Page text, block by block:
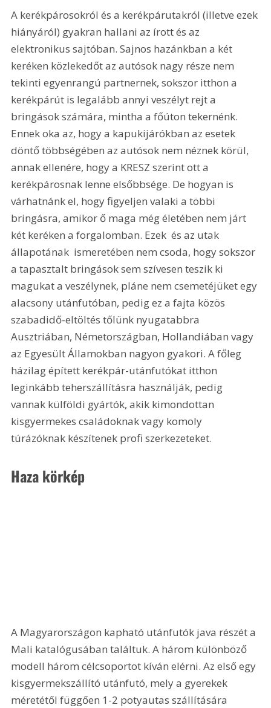
A kerékpárosokról és a kerékpárutakról (illetve ezek
hiányáról) gyakran hallani az írott és az
elektronikus sajtóban. Sajnos hazánkban a két
keréken közlekedőt az autósok nagy része nem
tekinti egyenrangú partnernek, sokszor itthon a
kerékpárút is legalább annyi veszélyt rejt a
bringások számára, mintha a főúton tekernénk.
Ennek oka az, hogy a kapukijárókban az esetek
döntő többségében az autósok nem néznek körül,
annak ellenére, hogy a KRESZ szerint ott a
kerékpárosnak lenne elsőbbsége. De hogyan is
várhatnánk el, hogy figyeljen valaki a többi
bringásra, amikor ő maga még életében nem járt
két keréken a forgalomban. Ezek  és az utak
állapotának  ismeretében nem csoda, hogy sokszor
a tapasztalt bringások sem szívesen teszik ki
magukat a veszélynek, pláne nem csemetéjüket egy
alacsony utánfutóban, pedig ez a fajta közös
szabadidő-eltöltés tőlünk nyugatabbra
Ausztriában, Németországban, Hollandiában vagy
az Egyesült Államokban nagyon gyakori. A főleg
házilag épített kerékpár-utánfutókat itthon
leginkább teherszállításra használják, pedig
vannak külföldi gyártók, akik kimondottan
kisgyermekes családoknak vagy komoly
túrázóknak készítenek profi szerkezeteket.
Haza körkép
A Magyarországon kapható utánfutók java részét a
Mali katalógusában találtuk. A három különböző
modell három célcsoportot kíván elérni. Az első egy
kisgyermekszállító utánfutó, mely a gyerekek
méretétől függően 1-2 potyautas szállítására